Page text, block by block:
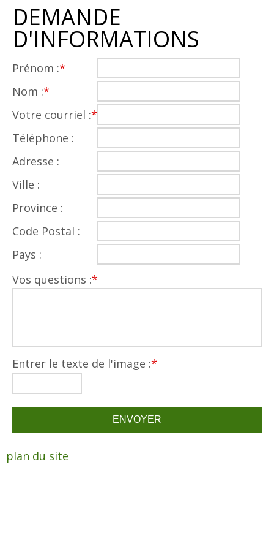
DEMANDE
D'INFORMATIONS
Prénom :*
Nom :*
Votre courriel :*
Téléphone :
Adresse :
Ville :
Province :
Code Postal :
Pays :
Vos questions :*
Entrer le texte de l'image :*
plan du site